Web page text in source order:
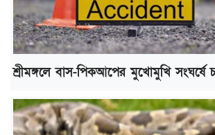
শ্রীমঙ্গলে বাস-পিকআপের মুখোমুখি সংঘর্ষে